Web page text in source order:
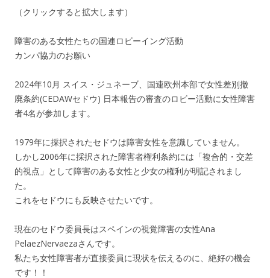
（クリックすると拡大します）
障害のある女性たちの国連ロビーイング活動
カンパ協力のお願い
2024年10月 スイス・ジュネーブ、国連欧州本部で女性差別撤
廃条約(CEDAWセドウ) 日本報告の審査のロビー活動に女性障害
者4名が参加します。
1979年に採択されたセドウは障害女性を意識していません。
しかし2006年に採択された障害者権利条約には「複合的・交差
的視点」として障害のある女性と少女の権利が明記されまし
た。
これをセドウにも反映させたいです。
現在のセドウ委員長はスペインの視覚障害の女性Ana
PelaezNervaezaさんです。
私たち女性障害者が直接委員に現状を伝えるのに、絶好の機会
です！！